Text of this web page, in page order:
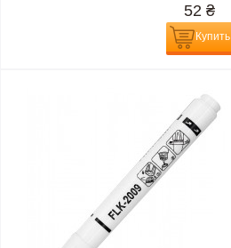
52 ₴
Купить